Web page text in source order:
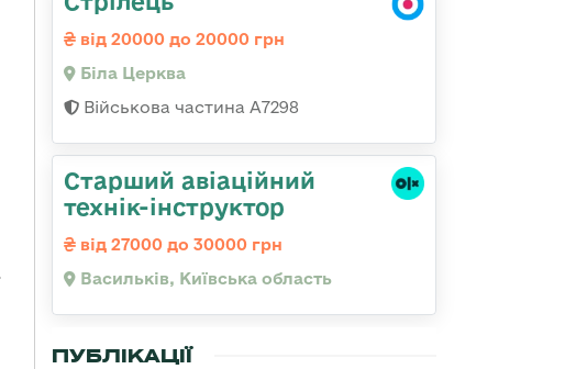
від 20000 до 20000 грн
Біла Церква
Військова частина А7298
Старший авіаційний
технік-інструктор
від 27000 до 30000 грн
Васильків, Київська область
ПУБЛІКАЦІЇ